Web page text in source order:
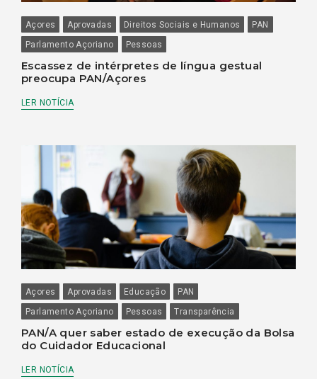
Açores Aprovadas Direitos Sociais e Humanos
PAN
Parlamento Açoriano
Pessoas
Escassez de intérpretes de língua gestual
preocupa PAN/Açores
LER NOTÍCIA
Açores Aprovadas Educação
PAN
Parlamento Açoriano
Pessoas Transparência
PAN/A quer saber estado de execução da Bolsa
do Cuidador Educacional
LER NOTÍCIA